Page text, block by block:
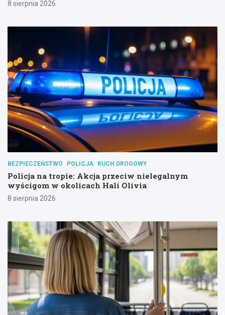
8 sierpnia 2026
BEZPIECZEŃSTWO POLICJA RUCH DROGOWY
Policja na tropie: Akcja przeciw nielegalnym
wyścigom w okolicach Hali Olivia
8 sierpnia 2026